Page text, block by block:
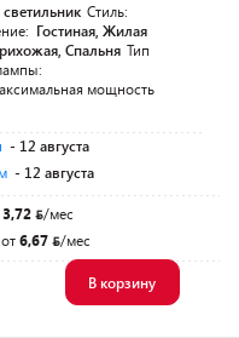
Стиль:
Гостиная, Жилая
Спальня Тип
мощность
- 12 августа
- 12 августа
3,72
/мес
от6,67 /мес
В корзину